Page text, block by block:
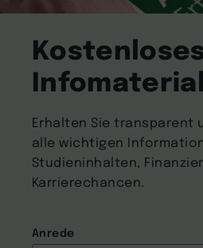
Infomaterial
Erhalten Sie transparent
alle wichtigen
Studieninhalten,
Karrierechancen.
Anrede